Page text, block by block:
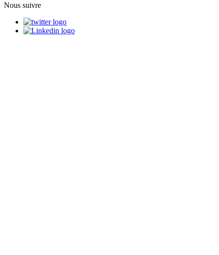
Nous suivre